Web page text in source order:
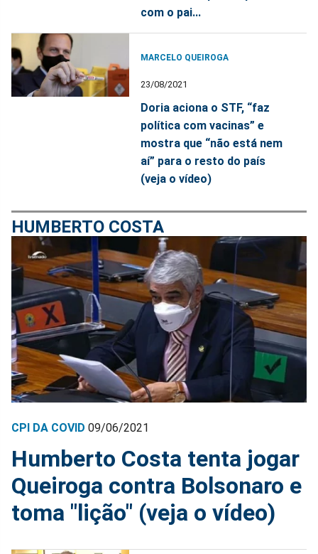
com o pai...
MARCELO QUEIROGA
23/08/2021
Doria aciona o STF, “faz
política com vacinas” e
mostra que “não está nem
aí” para o resto do país
(veja o vídeo)
HUMBERTO COSTA
CPI DA COVID 09/06/2021
Humberto Costa tenta jogar
Queiroga contra Bolsonaro e
toma "lição" (veja o vídeo)